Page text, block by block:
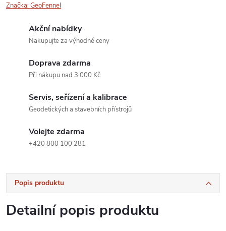
Značka:GeoFennel
Akční nabídky
Nakupujte za výhodné ceny
Doprava zdarma
Při nákupu nad 3 000 Kč
Servis, seřízení a kalibrace
Geodetických a stavebních přístrojů
Volejte zdarma
+420 800 100 281
Popis produktu
Detailní popis produktu